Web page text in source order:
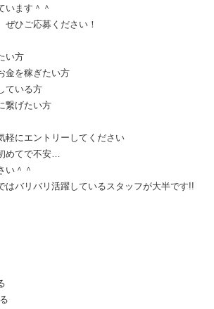
います＾＾
ぜひご応募ください！
い方
金を稼ぎたい方
ている方
繋げたい方
軽にエントリーしてください
めてで不安…
い＾＾
はバリバリ活躍しているスタッフが大半です!!